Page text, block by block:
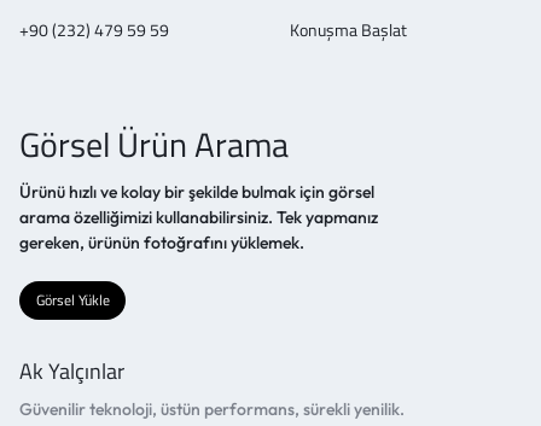
+90 (232) 479 59 59 Konuşma Başlat
Görsel Ürün Arama
Ürünü hızlı ve kolay bir şekilde bulmak için görsel
arama özelliğimizi kullanabilirsiniz. Tek yapmanız
gereken, ürünün fotoğrafını yüklemek.
Görsel Yükle
Ak Yalçınlar
Güvenilir teknoloji, üstün performans, sürekli yenilik.